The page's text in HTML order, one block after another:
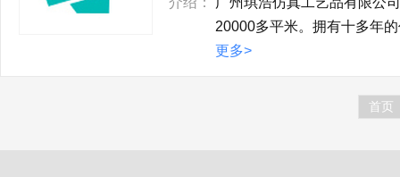
20000多平米。拥有十多年
更多>
首页